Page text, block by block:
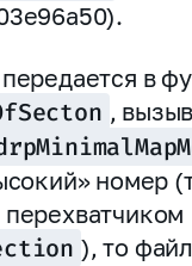
в
,
номер
), то